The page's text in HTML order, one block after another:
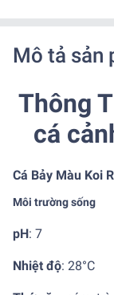
Mô tả sản
Thông
cá
Cá Bảy Màu Koi
Môi trường sống
pH: 7
Nhiệt độ: 28°C